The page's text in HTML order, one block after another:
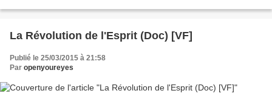
La Révolution de l'Esprit (Doc) [VF]
Publié le 25/03/2015 à 21:58
Par openyoureyes